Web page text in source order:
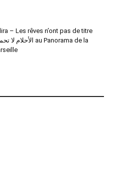
– Les rêves n’ont pas de titre